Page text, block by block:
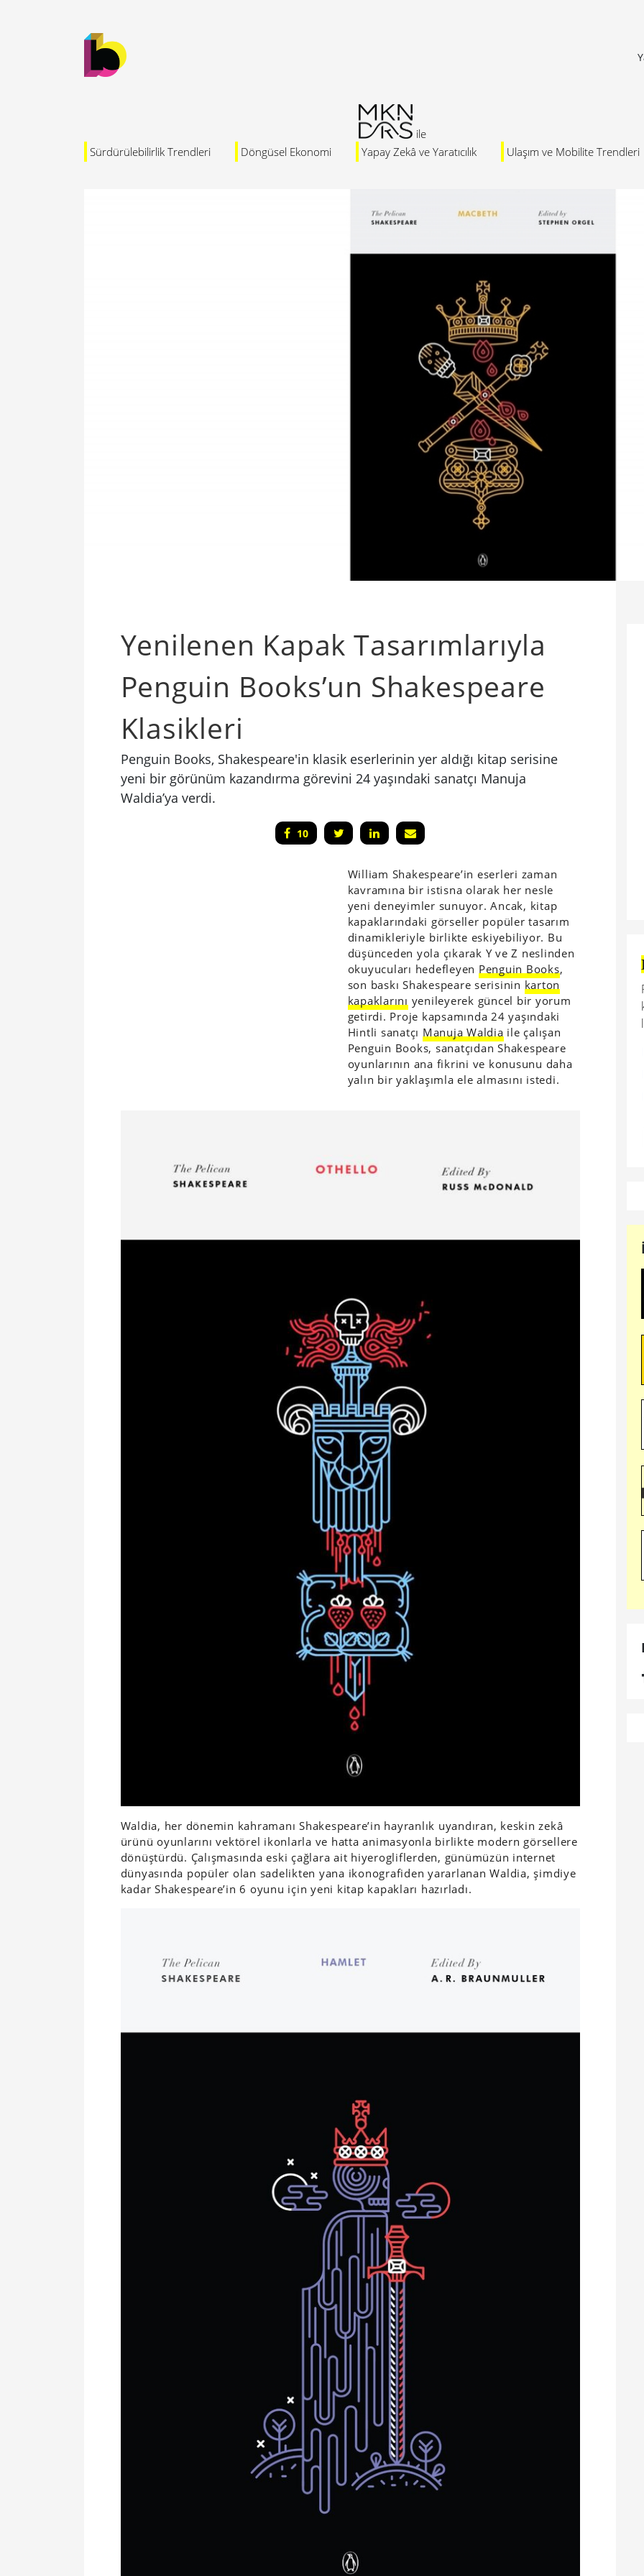
Sürdürülebilirlik Trendleri Döngüsel Ekonomi Yapay Zekâ ve Yaratıcılık Ulaşım ve Mobilite Trendleri
Yenilenen Kapak Tasarımlarıyla
Penguin Books’un Shakespeare
Klasikleri
Penguin Books, Shakespeare'in klasik eserlerinin yer aldığı kitap serisine
yeni bir görünüm kazandırma görevini 24 yaşındaki sanatçı Manuja
Waldia’ya verdi.
10
William Shakespeare’in eserleri zaman
kavramına bir istisna olarak her nesle
yeni deneyimler sunuyor. Ancak, kitap
kapaklarındaki görseller popüler tasarım
dinamikleriyle birlikte eskiyebiliyor. Bu
düşünceden yola çıkarak Y ve Z neslinden
okuyucuları hedefleyen Penguin Books,
son baskı Shakespeare serisinin karton
kapaklarını yenileyerek güncel bir yorum
getirdi. Proje kapsamında 24 yaşındaki
Hintli sanatçı Manuja Waldia ile çalışan
Penguin Books, sanatçıdan Shakespeare
oyunlarının ana fikrini ve konusunu daha
yalın bir yaklaşımla ele almasını istedi.
Waldia, her dönemin kahramanı Shakespeare’in hayranlık uyandıran, keskin zekâ
ürünü oyunlarını vektörel ikonlarla ve hatta animasyonla birlikte modern görsellere
dönüştürdü. Çalışmasında eski çağlara ait hiyerogliflerden, günümüzün internet
dünyasında popüler olan sadelikten yana ikonografiden yararlanan Waldia, şimdiye
kadar Shakespeare’in 6 oyunu için yeni kitap kapakları hazırladı.